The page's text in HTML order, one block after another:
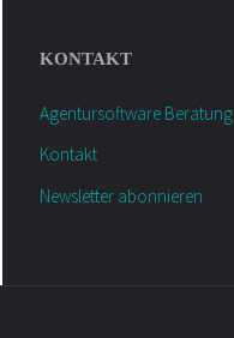
KONTAKT
Agentursoftware Beratung
Kontakt
Newsletter abonnieren